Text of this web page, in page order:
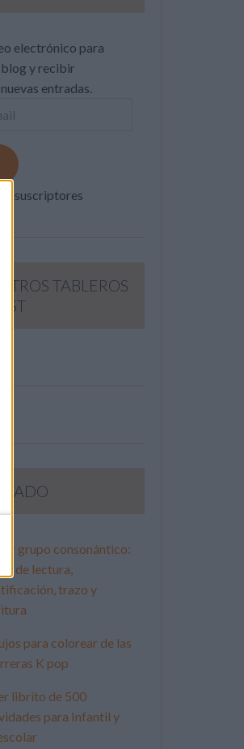
electrónico para
y recibir
entradas.
suscriptores
TABLEROS
grupo consonántico:
de lectura,
trazo y
para colorear de las
K pop
librito de 500
para Infantil y